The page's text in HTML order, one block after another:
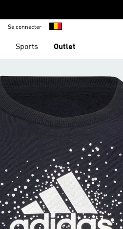
Se connecter
Sports Outlet